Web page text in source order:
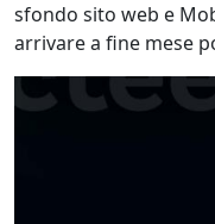
sfondo sito web e
arrivare a fine mese